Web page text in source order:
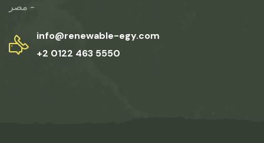
- مصر
info@renewable-egy.com
+2 0122 463 5550